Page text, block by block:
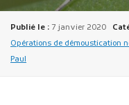
Publié le : 7 janvier 2020
Opérations de démoustication
Paul